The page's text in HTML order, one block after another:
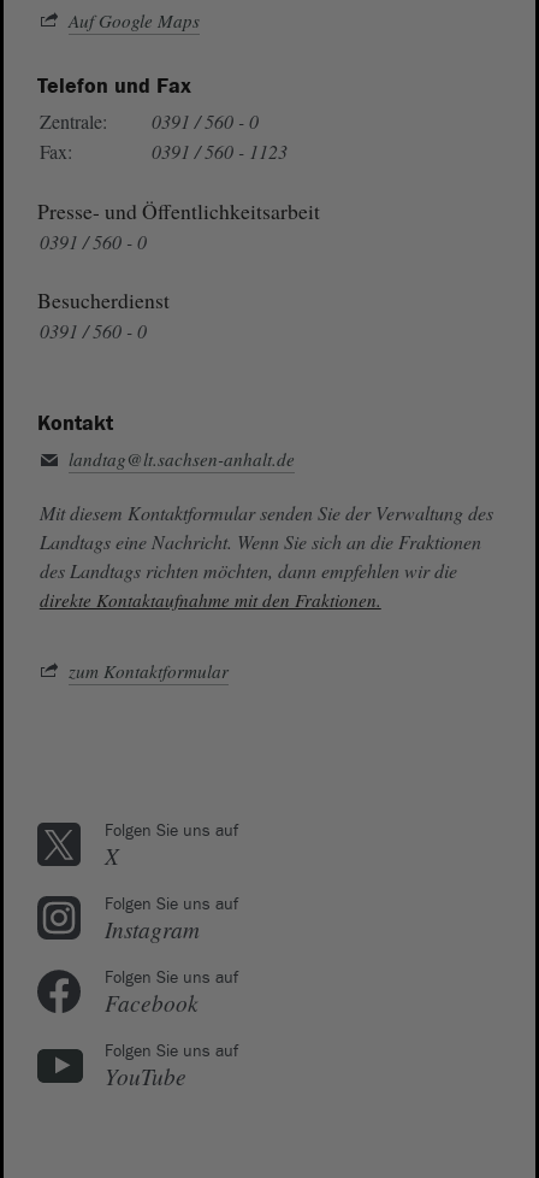
Auf Google Maps
Telefon und Fax
Zentrale:
0391 / 560 - 0
Fax:
0391 / 560 - 1123
Presse- und Öffentlichkeitsarbeit
0391 / 560 - 0
Besucherdienst
0391 / 560 - 0
Kontakt
landtag@lt.sachsen-anhalt.de
Mit diesem Kontaktformular senden Sie der Verwaltung des
Landtags eine Nachricht. Wenn Sie sich an die Fraktionen
des Landtags richten möchten, dann empfehlen wir die
direkte Kontaktaufnahme mit den Fraktionen.
zum Kontaktformular
Folgen Sie uns auf
X
Folgen Sie uns auf
Instagram
Folgen Sie uns auf
Facebook
Folgen Sie uns auf
YouTube